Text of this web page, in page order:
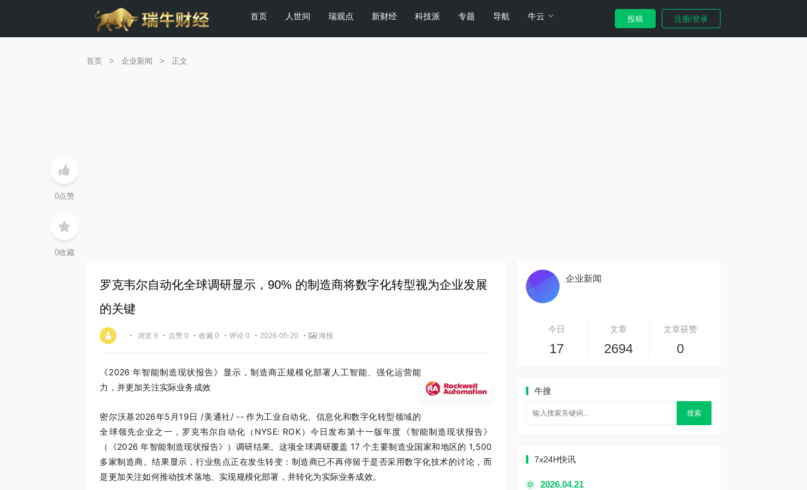
首页 人世间 瑞观点 新财经 科技派 专题 导航 牛云 投稿 注册/登录
0点赞
0收藏
首页 > 企业新闻 > 正文
罗克韦尔自动化全球调研显示，90% 的制造商将数字化转型视为企业发展
的关键
· 浏览 9 · 点赞 0 · 收藏 0 · 评论 0 · 2026-05-20 · 海报
《2026 年智能制造现状报告》显示，制造商正规模化部署人工智能、强化运营能
力，并更加关注实际业务成效
密尔沃基2026年5月19日 /美通社/ -- 作为工业自动化、信息化和数字化转型领域的
全球领先企业之一，罗克韦尔自动化（NYSE: ROK）今日发布第十一版年度《智能制造现状报告》
（《2026 年智能制造现状报告》）调研结果。这项全球调研覆盖 17 个主要制造业国家和地区的 1,500
多家制造商。结果显示，行业焦点正在发生转变：制造商已不再停留于是否采用数字化技术的讨论，而
是更加关注如何推动技术落地、实现规模化部署，并转化为实际业务成效。
企业新闻
今日
17
文章
2694
文章获赞
0
牛搜
搜索
7x24H快讯
2026.04.21